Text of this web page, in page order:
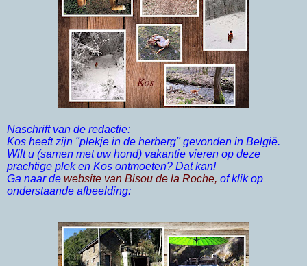
Naschrift van de redactie:
Kos heeft zijn "plekje in de herberg" gevonden in België.
Wilt u (samen met uw hond) vakantie vieren op deze
prachtige plek en Kos ontmoeten? Dat kan!
Ga naar de website van Bisou de la Roche, of klik op
onderstaande afbeelding: